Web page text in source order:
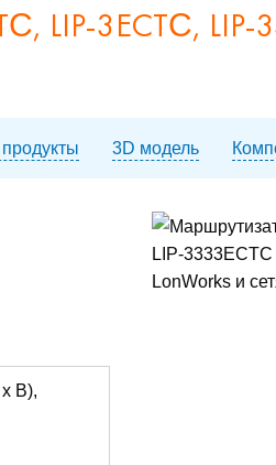
LIP-3ECTС, LIP-
3D модель
В),